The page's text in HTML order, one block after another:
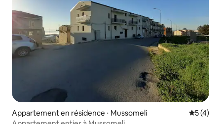
Appartement en résidence ⋅ Mussomeli
5 (4)